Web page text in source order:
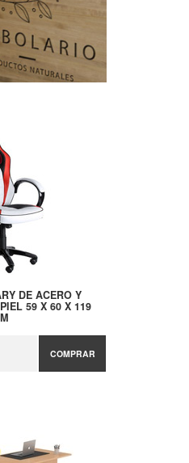
DE ACERO Y
59 X 60 X 119
COMPRAR